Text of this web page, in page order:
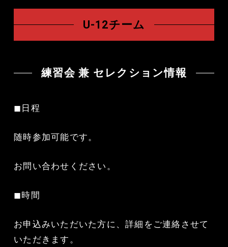
U-12チーム
練習会 兼 セレクション情報
◼︎日程
随時参加可能です。
お問い合わせください。
◼︎時間
お申込みいただいた方に、詳細をご連絡させて
いただきます。